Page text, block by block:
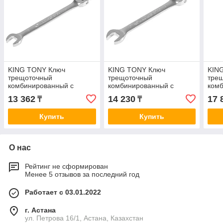
KING TONY Ключ
трещоточный
комбинированный с
TONY 373008M
13 362 ₸
Купить
KING TONY Ключ
трещоточный
комбинированный с
TONY 373010M
14 230₸
Купить
17
О нас
Рейтинг не сформирован
Менее 5 отзывов за последний год
Работает с 03.01.2022
г. Астана
ул. Петрова 16/1, Астана, Казахстан